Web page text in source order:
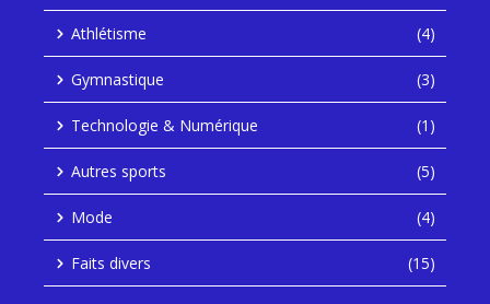
Athlétisme (4)
Gymnastique (3)
Technologie & Numérique (1)
Autres sports (5)
Mode (4)
Faits divers (15)